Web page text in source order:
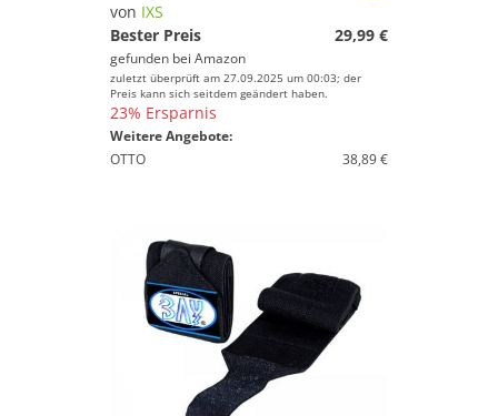
von IXS
Bester Preis
29,99 €
gefunden bei Amazon
zuletzt überprüft am 27.09.2025 um 00:03; der
Preis kann sich seitdem geändert haben.
23% Ersparnis
Weitere Angebote:
OTTO
38,89 €